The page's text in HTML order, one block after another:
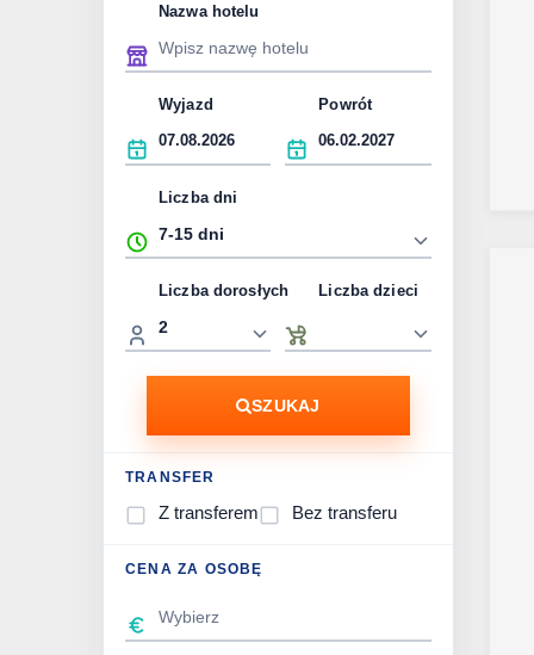
Nazwa hotelu
Wyjazd Powrót
Liczba dni
Liczba dorosłych Liczba dzieci
SZUKAJ
TRANSFER
Z transferem Bez transferu
CENA ZA OSOBĘ